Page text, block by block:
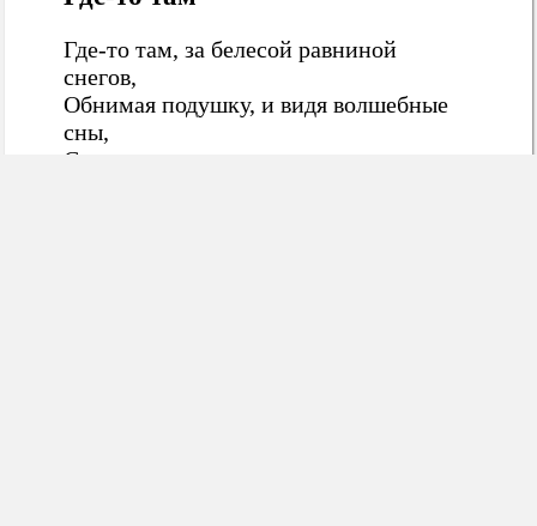
Где-то там, за белесой равниной
снегов,
Обнимая подушку, и видя волшебные
сны,
Сладко спит она в неге, среди